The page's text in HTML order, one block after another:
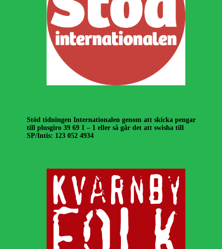
Stöd tidningen Internationalen genom att skicka pengar
till plusgiro 39 69 1 – 1 eller så går det att swisha till
SP/Intis: 123 052 4934